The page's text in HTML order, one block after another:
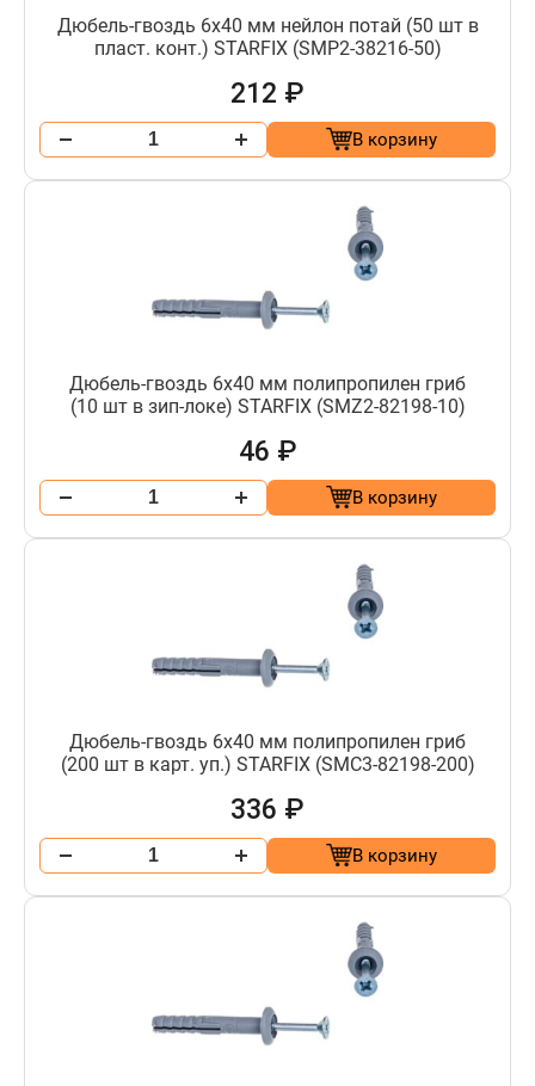
Дюбель-гвоздь 6х40 мм нейлон потай (50 шт в
пласт. конт.) STARFIX (SMP2-38216-50)
212 ₽
В корзину
Дюбель-гвоздь 6х40 мм полипропилен гриб
(10 шт в зип-локе) STARFIX (SMZ2-82198-10)
46 ₽
В корзину
Дюбель-гвоздь 6х40 мм полипропилен гриб
(200 шт в карт. уп.) STARFIX (SMC3-82198-200)
336 ₽
В корзину